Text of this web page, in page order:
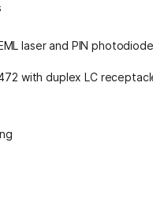
laser and PIN
with duplex LC